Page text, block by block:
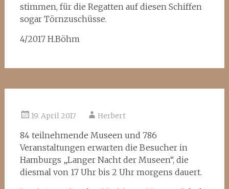
stimmen, für die Regatten auf diesen Schiffen
sogar Törnzuschüsse.
4/2017 H.Böhm
19. April 2017 Herbert
84 teilnehmende Museen und 786
Veranstaltungen erwarten die Besucher in
Hamburgs „Langer Nacht der Museen“, die
diesmal von 17 Uhr bis 2 Uhr morgens dauert.